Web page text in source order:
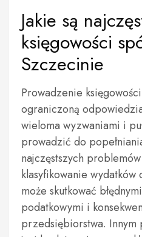
Jakie są
księgowości
Szczecinie
Prowadzenie
ograniczoną
wieloma wyzwaniami i
prowadzić do
najczęstszych
klasyfikowanie
może skutkować
podatkowymi i
przedsiębiorstwa. Innym